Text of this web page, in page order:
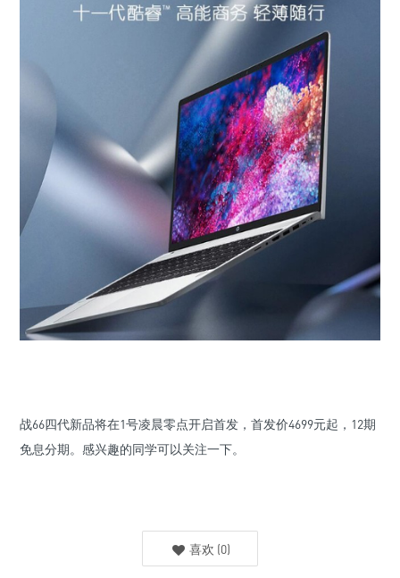
战66四代新品将在1号凌晨零点开启首发，首发价4699元起，12期
免息分期。感兴趣的同学可以关注一下。
喜欢 (0)